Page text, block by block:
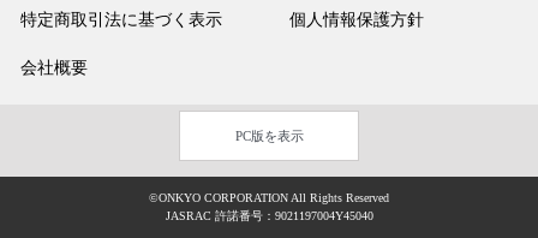
特定商取引法に基づく表示 個人情報保護方針
会社概要
PC版を表示
©ONKYO CORPORATION All Rights Reserved
JASRAC 許諾番号：9021197004Y45040